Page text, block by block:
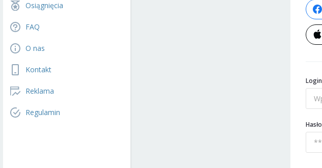
Osiągnięcia
FAQ
O nas
Kontakt
Reklama
Regulamin
Login
Hasło